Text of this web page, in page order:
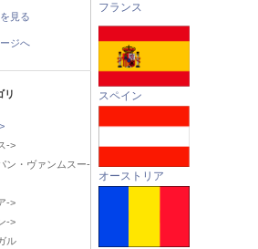
見る
ジへ
->
ン・ヴァンムスー-
->
->
ル
フランス
スペイン
オーストリア